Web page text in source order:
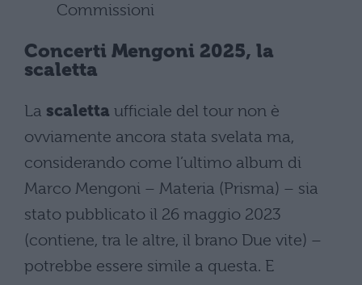
Commissioni
Concerti Mengoni 2025, la
scaletta
La scaletta ufficiale del tour non è
ovviamente ancora stata svelata ma,
considerando come l’ultimo album di
Marco Mengoni – Materia (Prisma) – sia
stato pubblicato il 26 maggio 2023
(contiene, tra le altre, il brano Due vite) –
potrebbe essere simile a questa. E